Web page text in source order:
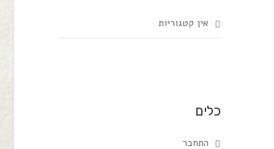
אין קטגוריות
כלים
התחבר